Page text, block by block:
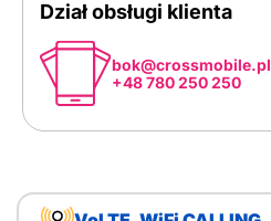
Dział obsługi klienta
bok@crossmobile.pl
+48 780 250 250